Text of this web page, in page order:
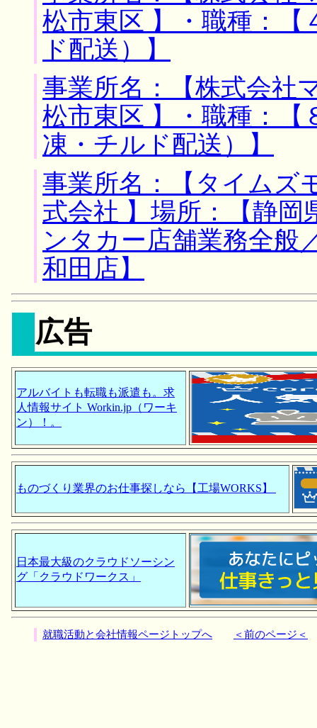
松市東区 】・職種：
ド配送）】
事業所名：【株式会社
松市東区 】・職種：【
凍・チルド配送）】
事業所名：【タイムズ
式会社 】場所：【静岡
ンタカー店舗業務全般
和田店】
広告
アルバイトも転職も派遣も。求
人情報サイト Workin.jp（ワーキ
ン）！。
ものづくり業界のお仕事探しなら【工場WORKS】
日本最大級のクラウドソーシン
グ「クラウドワークス」
就職活動と会社情報ページトップへ ＜前のページ＜